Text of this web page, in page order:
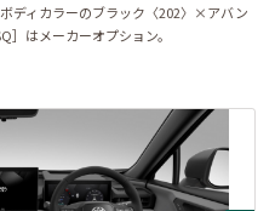
ディカラーのブラック〈202〉×アバン
］はメーカーオプション。